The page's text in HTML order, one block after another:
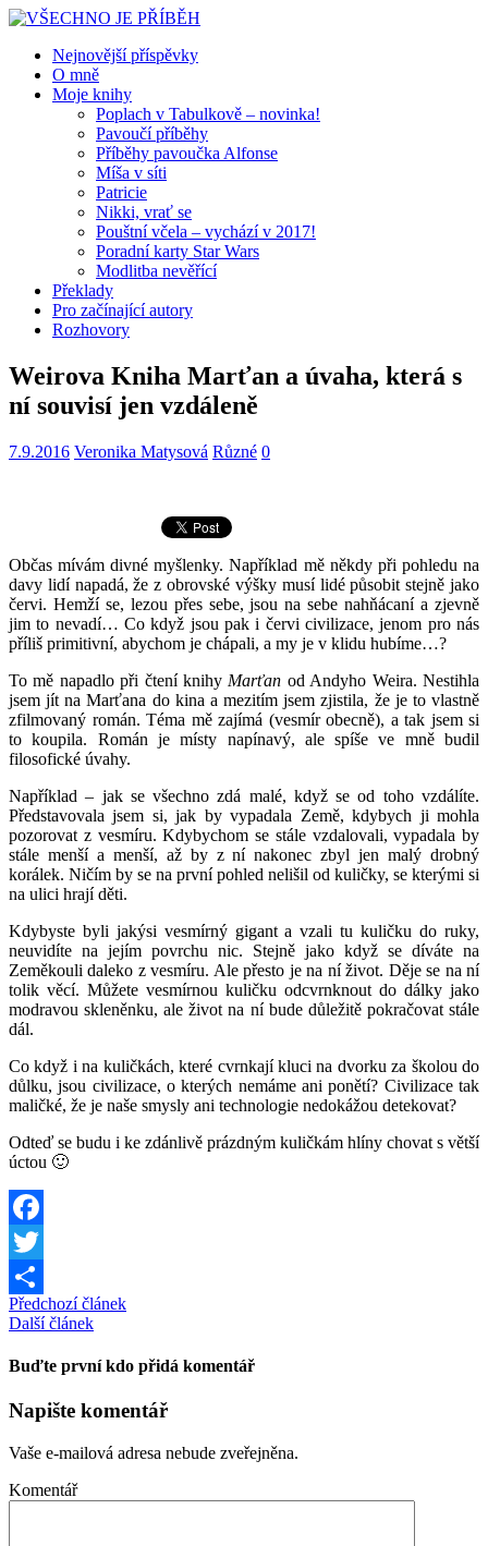
Nejnovější příspěvky
O mně
Moje knihy
Poplach v Tabulkově – novinka!
Pavoučí příběhy
Příběhy pavoučka Alfonse
Míša v síti
Patricie
Nikki, vrať se
Pouštní včela – vychází v 2017!
Poradní karty Star Wars
Modlitba nevěřící
Překlady
Pro začínající autory
Rozhovory
Weirova Kniha Marťan a úvaha, která s
ní souvisí jen vzdáleně
7.9.2016 Veronika Matysová Různé 0
Občas mívám divné myšlenky. Například mě někdy při pohledu na
davy lidí napadá, že z obrovské výšky musí lidé působit stejně jako
červi. Hemží se, lezou přes sebe, jsou na sebe nahňácaní a zjevně
jim to nevadí… Co když jsou pak i červi civilizace, jenom pro nás
příliš primitivní, abychom je chápali, a my je v klidu hubíme…?
To mě napadlo při čtení knihy Marťan od Andyho Weira. Nestihla
jsem jít na Marťana do kina a mezitím jsem zjistila, že je to vlastně
zfilmovaný román. Téma mě zajímá (vesmír obecně), a tak jsem si
to koupila. Román je místy napínavý, ale spíše ve mně budil
filosofické úvahy.
Například – jak se všechno zdá malé, když se od toho vzdálíte.
Představovala jsem si, jak by vypadala Země, kdybych ji mohla
pozorovat z vesmíru. Kdybychom se stále vzdalovali, vypadala by
stále menší a menší, až by z ní nakonec zbyl jen malý drobný
korálek. Ničím by se na první pohled nelišil od kuličky, se kterými si
na ulici hrají děti.
Kdybyste byli jakýsi vesmírný gigant a vzali tu kuličku do ruky,
neuvidíte na jejím povrchu nic. Stejně jako když se díváte na
Zeměkouli daleko z vesmíru. Ale přesto je na ní život. Děje se na ní
tolik věcí. Můžete vesmírnou kuličku odcvrnknout do dálky jako
modravou skleněnku, ale život na ní bude důležitě pokračovat stále
dál.
Co když i na kuličkách, které cvrnkají kluci na dvorku za školou do
důlku, jsou civilizace, o kterých nemáme ani ponětí? Civilizace tak
maličké, že je naše smysly ani technologie nedokážou detekovat?
Odteď se budu i ke zdánlivě prázdným kuličkám hlíny chovat s větší
úctou 🙂
Facebook
Twitter
Share
Předchozí článek
Další článek
Buďte první kdo přidá komentář
Napište komentář
Vaše e-mailová adresa nebude zveřejněna.
Komentář